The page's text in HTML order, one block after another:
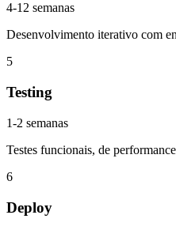
4-12 semanas
Desenvolvimento iterativo com
5
Testing
1-2 semanas
Testes funcionais, de
6
Deploy